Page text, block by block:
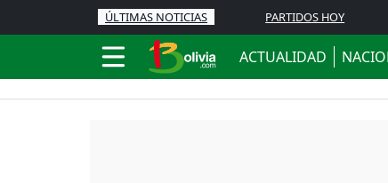
ÚLTIMAS NOTICIAS PARTIDOS HOY
ACTUALIDAD